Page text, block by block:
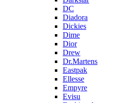
DC
Diadora
Dickies
Dime
Dior
Drew
Dr.Martens
Eastpak
Ellesse
Empyre
Evisu